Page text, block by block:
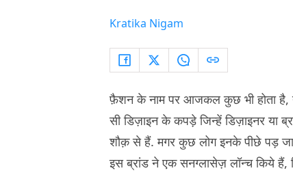
Kratika Nigam
फ़ैशन के नाम पर आजकल कुछ भी होता
सी डिज़ाइन के कपड़े जिन्हें डिज़ाइनर या
शौक़ से हैं. मगर कुछ लोग इनके पीछे पड़
इस ब्रांड ने एक सनग्लासेज़ लॉन्च किये हैं,